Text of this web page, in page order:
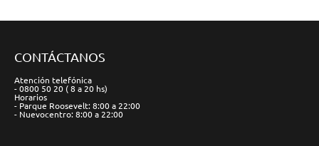
CONTÁCTANOS
Atención telefónica
- 0800 50 20 ( 8 a 20 hs)
Horarios
- Parque Roosevelt: 8:00 a 22:00
- Nuevocentro: 8:00 a 22:00